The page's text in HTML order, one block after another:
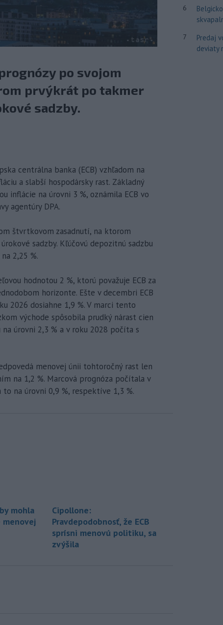
po svojom
prvýkrát po takmer
sadzby.
centrálna banka (ECB) vzhľadom na
a slabší hospodársky rast. Základný
inflácie na úrovni 3 %, oznámila ECB vo
agentúry DPA.
štvrtkovom zasadnutí, na ktorom
sadzby. Kľúčovú depozitnú sadzbu
2,25 %.
hodnotou 2 %, ktorú považuje ECB za
horizonte. Ešte v decembri ECB
2026 dosiahne 1,9 %. V marci tento
východe spôsobila prudký nárast cien
úrovni 2,3 % a v roku 2028 počíta s
menovej únii tohtoročný rast len
na 1,2 %. Marcová prognóza počítala v
na úrovni 0,9 %, respektíve 1,3 %.
mohla
menovej
Cipollone:
Pravdepodobnosť, že ECB
sprísni menovú politiku, sa
zvýšila
6
7
Predaj
deviaty